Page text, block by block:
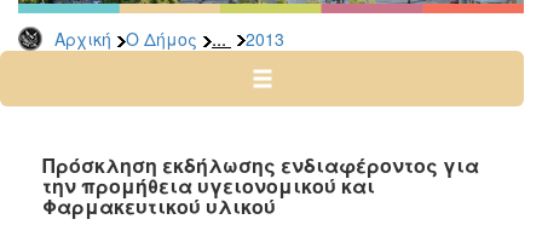
Αρχική Ο Δήμος ... 2013
Αρχείο
2025
2023
2022
Πρόσκληση εκδήλωσης ενδιαφέροντος για
την προμήθεια υγειονομικού και
Φαρμακευτικού υλικού